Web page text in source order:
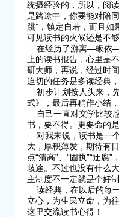
统摄经验的，所以，阅
是路途中，你要能对陪
跳”，镇定自若，而且如
可见读书的火候还是不够
在经历了游离—皈依—
上的读书报告，心里是
研大师，再说，经过时
迫切的任务是多读经典
初步计划按人头来，
式》，最后再稍作小结
自己一直对文学比较
书，要不得。更要命的
对我来说，读书是一
大，厚积薄发，期待有
点“清高”、“固执”“迂
歧途。不过也没有什么
主制度不一定就是个好
读经典，在以后的每
立心，为生民立命，为
这里交流读书心得！